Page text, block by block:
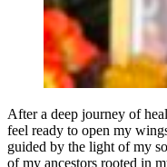
After a deep journey of
feel ready to open my
guided by the light of my
of my ancestors rooted in